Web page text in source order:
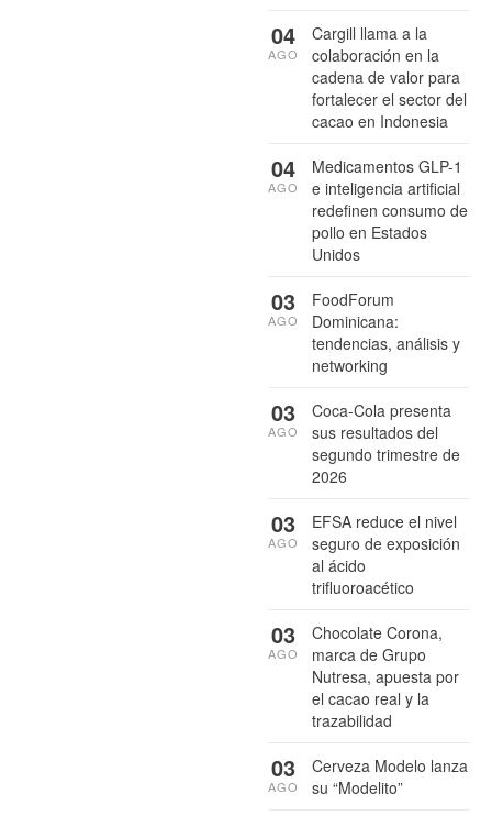
Cargill llama a la
colaboración en la
cadena de valor para
fortalecer el sector del
cacao en Indonesia
04
AGO
Medicamentos GLP-1
e inteligencia artificial
redefinen consumo de
pollo en Estados
Unidos
04
AGO
FoodForum
Dominicana:
tendencias, análisis y
networking
03
AGO
Coca-Cola presenta
sus resultados del
segundo trimestre de
2026
03
AGO
EFSA reduce el nivel
seguro de exposición
al ácido
trifluoroacético
03
AGO
Chocolate Corona,
marca de Grupo
Nutresa, apuesta por
el cacao real y la
trazabilidad
03
AGO
Cerveza Modelo lanza
su “Modelito”
03
AGO